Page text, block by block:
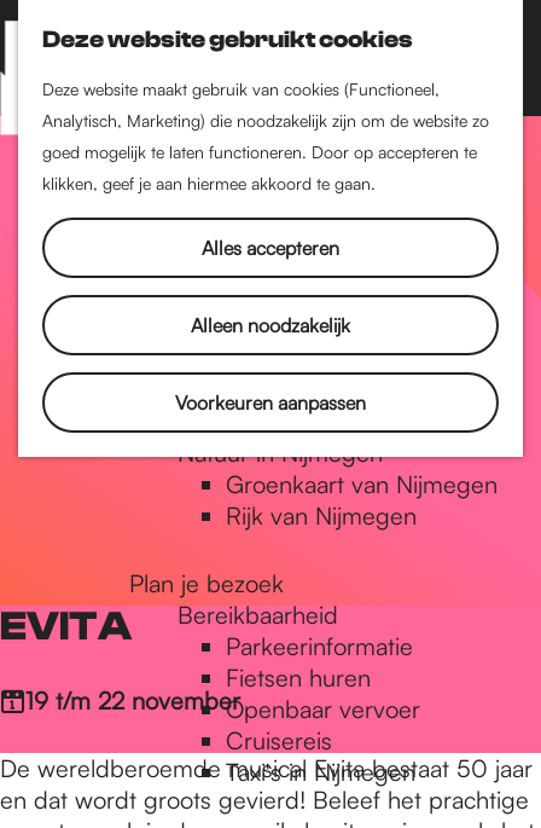
Deze website gebruikt cookies
Deze website maakt gebruik van cookies (Functioneel,
Analytisch, Marketing) die noodzakelijk zijn om de website zo
goed mogelijk te laten functioneren. Door op accepteren te
klikken, geef je aan hiermee akkoord te gaan.
Alles accepteren
Alleen noodzakelijk
Voorkeuren aanpassen
Z
o
e
k
e
K
a
a
r
t
M
e
n
Nijmegen-Nieuw-West
Nijmegen-Oud-West
Dukenburg
Lindenholt
Historie
De oudste stad van
Nederland
Historische tijdlijn
Romeinse Limes
Vrede van Nijmegen Penning
Natuur in Nijmegen
Groenkaart van Nijmegen
Rijk van Nijmegen
Plan je bezoek
Bereikbaarheid
Parkeerinformatie
Fietsen huren
Openbaar vervoer
Cruisereis
Taxi's in Nijmegen
EVITA
19 t/m 22 november
De wereldberoemde musical Evita bestaat 50 jaar
en dat wordt groots gevierd! Beleef het prachtige